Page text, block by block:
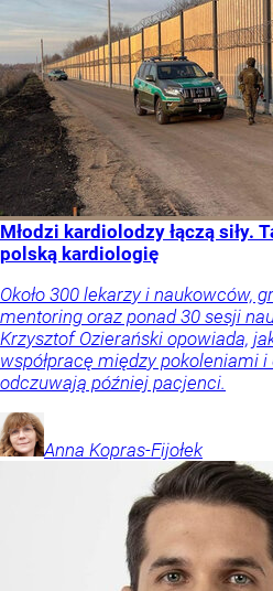
Młodzi kardiolodzy łączą siły.
polską kardiologię
Około 300 lekarzy i naukowców,
mentoring oraz ponad 30 sesji
Krzysztof Ozierański opowiada,
współpracę między pokoleniami
odczuwają później pacjenci.
Anna Kopras-Fijołek